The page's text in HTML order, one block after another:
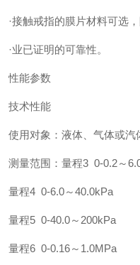
·接触戒指的膜片材料可选
·业已证明的可靠性。
性能参数
技术性能
使用对象：液体、气体或汽
测量范围：量程3 0-0.2～
量程4 0-6.0～40.0kPa
量程5 0-40.0～200kPa
量程6 0-0.16～1.0MPa